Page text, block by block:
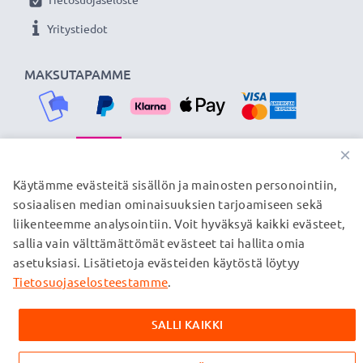
verkkokauppa, joka tarjoaa laadukkaita tuotteita, ja
siksi tarjoamme 36 kuukauden takuun!
MAKSUTAPAMME
Yritystiedot
TOIMITUSKUMPPANIMME
© subtel.fi 2026
Kaikki hinnat sisältävät arvonlisäveron, mutta ei
toimituskuluja. Kaikki sivuillamme mainitut tavaramerkit ovat
verkkosivuillamme ainoastaan tuotteitamme koskevan
×
Käytämme evästeitä sisällön ja mainosten personointiin,
sosiaalisen median ominaisuuksien tarjoamiseen sekä
liikenteemme analysointiin. Voit hyväksyä kaikki evästeet,
sallia vain välttämättömät evästeet tai hallita omia
asetuksiasi. Lisätietoja evästeiden käytöstä löytyy
Tietosuojaselosteestamme.
SALLI KAIKKI